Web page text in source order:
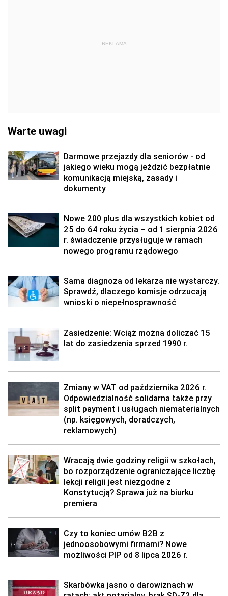
REKLAMA
Warte uwagi
Darmowe przejazdy dla seniorów - od
jakiego wieku mogą jeździć bezpłatnie
komunikacją miejską, zasady i
dokumenty
Nowe 200 plus dla wszystkich kobiet od
25 do 64 roku życia – od 1 sierpnia 2026
r. świadczenie przysługuje w ramach
nowego programu rządowego
Sama diagnoza od lekarza nie wystarczy.
Sprawdź, dlaczego komisje odrzucają
wnioski o niepełnosprawność
Zasiedzenie: Wciąż można doliczać 15
lat do zasiedzenia sprzed 1990 r.
Zmiany w VAT od października 2026 r.
Odpowiedzialność solidarna także przy
split payment i usługach niematerialnych
(np. księgowych, doradczych,
reklamowych)
Wracają dwie godziny religii w szkołach,
bo rozporządzenie ograniczające liczbę
lekcji religii jest niezgodne z
Konstytucją? Sprawa już na biurku
premiera
Czy to koniec umów B2B z
jednoosobowymi firmami? Nowe
możliwości PIP od 8 lipca 2026 r.
Skarbówka jasno o darowiznach w